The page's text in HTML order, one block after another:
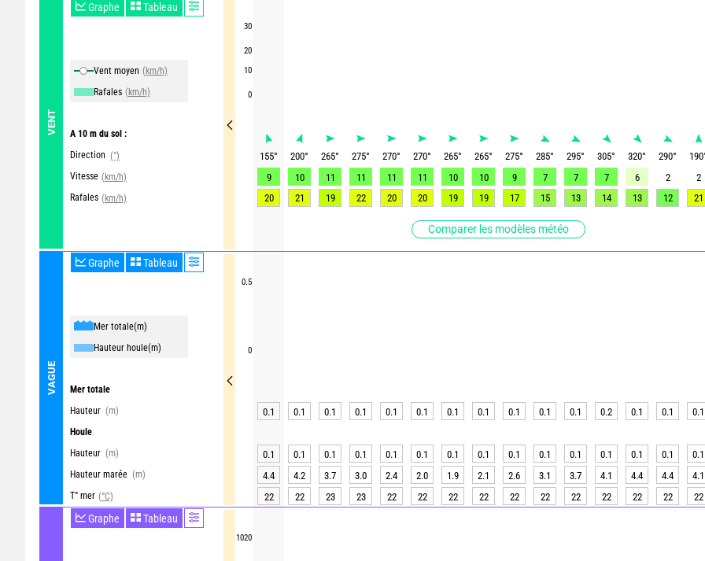
VENT
Graphe Tableau
Vent moyen (km/h)
Rafales (km/h)
A 10 m du sol :
Direction (°)
Vitesse (km/h)
Rafales (km/h)
Comparer les modèles météo
VAGUE
Graphe Tableau
Mer totale(m)
Hauteur houle(m)
Mer totale
Hauteur (m)
Houle
Hauteur (m)
Hauteur marée (m)
T° mer (°C)
Graphe Tableau
30
20
10
0
0.5
0
1020
155° 200° 265° 275° 270° 270° 265° 265° 275° 285° 295° 305° 320° 290° 190
9
10 11 11 11 11 10 10 9 7 7 7 6 2 2
20
21 19 22 20 20 19 19 17 15 13 14 13 12 21
0.1 0.1 0.1 0.1 0.1 0.1 0.1 0.1 0.1 0.1 0.1 0.2 0.1 0.1 0.1
0.1 0.1 0.1 0.1 0.1 0.1 0.1 0.1 0.1 0.1 0.1 0.1 0.1 0.1 0.1
4.4
4.2 3.7 3.0 2.4 2.0 1.9 2.1 2.6 3.1 3.7 4.1 4.4 4.4 4.1
22
22 23 23 22 22 22 22 22 22 22 22 22 22 22